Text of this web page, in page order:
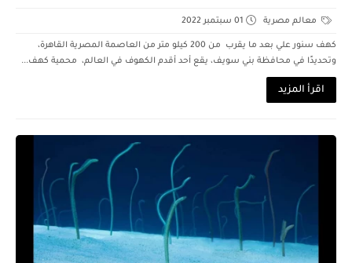
معالم مصرية 01 سبتمبر 2022
كهف سنور علي بعد ما يقرب من 200 كيلو متر من العاصمة المصرية القاهرة،
وتحديدًا في محافظة بني سويف، يقع أحد أقدم الكهوف في العالم، محمية كهف...
اقرأ المزيد